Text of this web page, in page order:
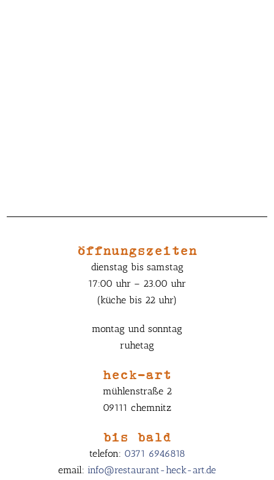
öffnungszeiten
dienstag bis samstag
17:00 uhr – 23.00 uhr
(küche bis 22 uhr)
montag und sonntag
ruhetag
heck-art
mühlenstraße 2
09111 chemnitz
bis bald
telefon: 0371 6946818
email: info@restaurant-heck-art.de